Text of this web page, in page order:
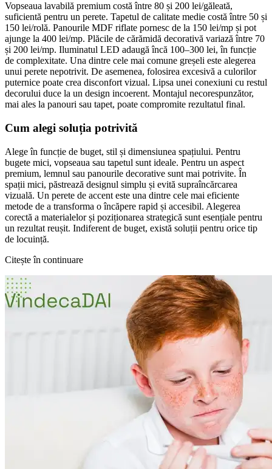
Vopseaua lavabilă premium costă între 80 și 200 lei/găleată,
suficientă pentru un perete. Tapetul de calitate medie costă între 50 și
150 lei/rolă. Panourile MDF riflate pornesc de la 150 lei/mp și pot
ajunge la 400 lei/mp. Plăcile de cărămidă decorativă variază între 70
și 200 lei/mp. Iluminatul LED adaugă încă 100–300 lei, în funcție
de complexitate. Una dintre cele mai comune greșeli este alegerea
unui perete nepotrivit. De asemenea, folosirea excesivă a culorilor
puternice poate crea disconfort vizual. Lipsa unei conexiuni cu restul
decorului duce la un design incoerent. Montajul necorespunzător,
mai ales la panouri sau tapet, poate compromite rezultatul final.
Cum alegi soluția potrivită
Alege în funcție de buget, stil și dimensiunea spațiului. Pentru
bugete mici, vopseaua sau tapetul sunt ideale. Pentru un aspect
premium, lemnul sau panourile decorative sunt mai potrivite. În
spații mici, păstrează designul simplu și evită supraîncărcarea
vizuală. Un perete de accent este una dintre cele mai eficiente
metode de a transforma o încăpere rapid și accesibil. Alegerea
corectă a materialelor și poziționarea strategică sunt esențiale pentru
un rezultat reușit. Indiferent de buget, există soluții pentru orice tip
de locuință.
Citește în continuare